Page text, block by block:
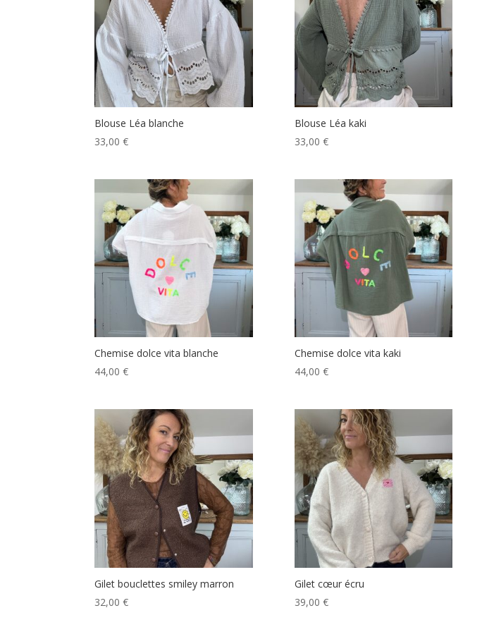
Blouse Léa blanche
33,00€
Blouse Léa kaki
33,00 €
Chemise dolce vita blanche
44,00€
Chemise dolce vita kaki
44,00 €
Gilet bouclettes smiley marron
32,00€
Gilet cœur écru
39,00 €